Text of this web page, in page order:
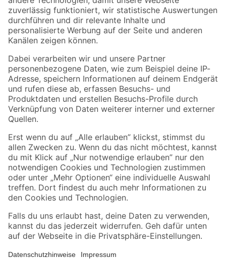
Zur Newsletter Anmeldung
Folge uns
Zahlungsarten Versandarten
Sicher einkaufen
Jetzt die toom-App herunterladen
Alle Preisangaben in EUR inkl. gesetzl. MwSt.. Die dargestellten Angebote sind unter
Umständen nicht in allen Märkten verfügbar. Die angegebenen Verfügbarkeiten beziehen
Produkte nur solange der Vorrat reicht.